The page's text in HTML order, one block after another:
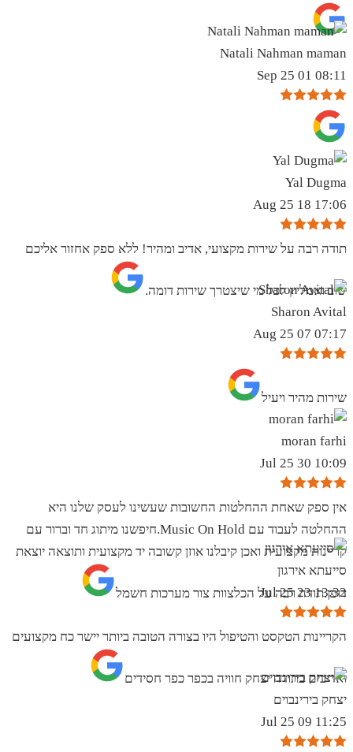
Natali Nahman maman
08:11 01 Sep 25
Yal Dugma
17:06 18 Aug 25
תודה רבה על שירות מקצועי, אדיב ומהיר! ללא ספק אחזור אליכם
שוב ואמליץ לכל מי שיצטרך שירות דומה.
Sharon Avital
07:17 07 Aug 25
שירות מהיר ויעיל
moran farhi
10:09 30 Jul 25
אין ספק שאחת ההחלטות החשובות שעשינו לעסק שלנו היא
ההחלטה לעבוד עם Music On Hold.חיפשנו מיתוג חד וברור עם
קריינות מקצועית ואכן קיבלנו אוזן קשובה יד מקצועית ותוצאה יוצאת
דופן.תודה רבה על הכלצוות צור מערכות חשמל
סייעתא אירגון
13:32 23 Jul 25
הקריינות הטקסט והטיפול היו בצורה הטובה ביותר יישר כח מקצועים
ואדיבים בתודה יצחק חוויה בכפר כפר חסידים
יצחק בירינבוים
11:25 09 Jul 25